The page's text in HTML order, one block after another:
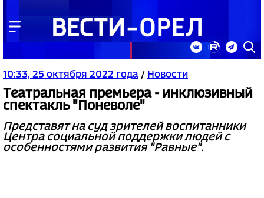
10:33, 25 октября 2022 года / Новости
Театральная премьера - инклюзивный
спектакль "Поневоле"
Представят на суд зрителей воспитанники
Центра социальной поддержки людей с
особенностями развития "Равные".